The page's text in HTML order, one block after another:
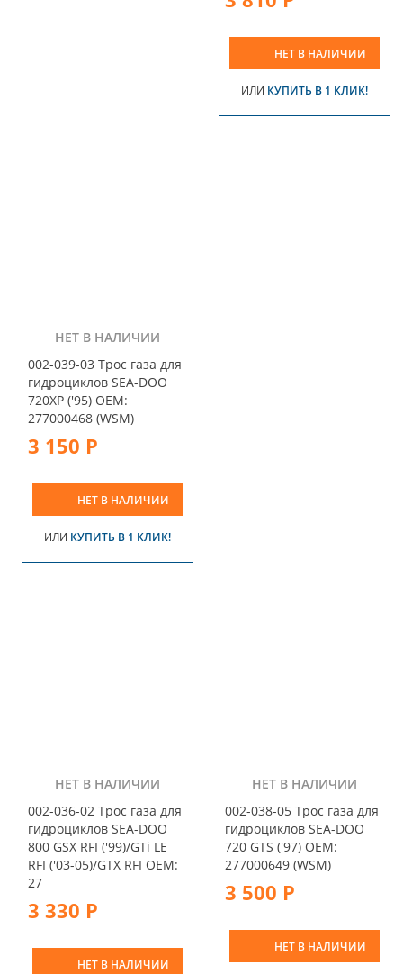
НЕТ В НАЛИЧИИ
ИЛИ КУПИТЬ В 1 КЛИК!
НЕТ В НАЛИЧИИ
002-039-03 Трос газа для
гидроциклов SEA-DOO
720XP ('95) OEM:
277000468 (WSM)
3 150 Р
НЕТ В НАЛИЧИИ
ИЛИ КУПИТЬ В 1 КЛИК!
НЕТ В НАЛИЧИИ
002-036-02 Трос газа для
гидроциклов SEA-DOO
800 GSX RFI ('99)/GTi LE
RFI ('03-05)/GTX RFI OEM:
27
3 330 Р
НЕТ В НАЛИЧИИ
НЕТ В НАЛИЧИИ
002-038-05 Трос газа для
гидроциклов SEA-DOO
720 GTS ('97) OEM:
277000649 (WSM)
3 500 Р
НЕТ В НАЛИЧИИ